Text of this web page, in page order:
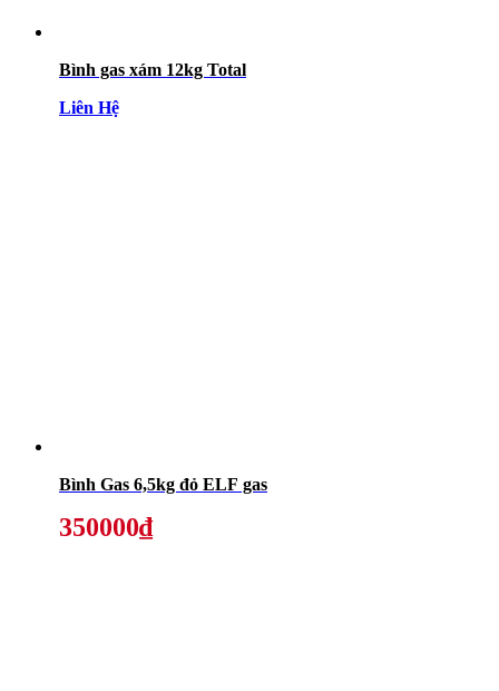
Bình gas xám 12kg Total
Liên Hệ
Bình Gas 6,5kg đỏ ELF gas
350000₫